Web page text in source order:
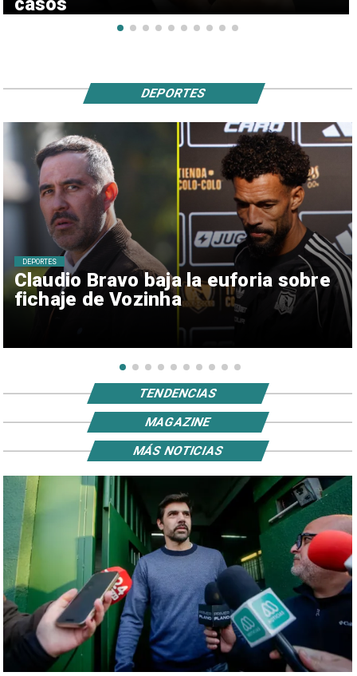
Claudio Bravo baja la euforia sobre
fichaje de Vozinha
DEPORTES
DEPORTES
TENDENCIAS
MAGAZINE
MÁS NOTICIAS